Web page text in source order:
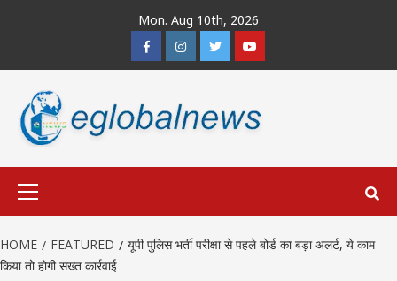
Mon. Aug 10th, 2026
FacebookInstagramTwitterYoutube
HOME FEATURED
यूपी पुलिस भर्ती परीक्षा से पहले बोर्ड का बड़ा अलर्ट, ये काम
किया तो होगी सख्त कार्रवाई